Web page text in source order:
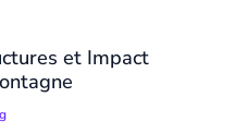
et Impact